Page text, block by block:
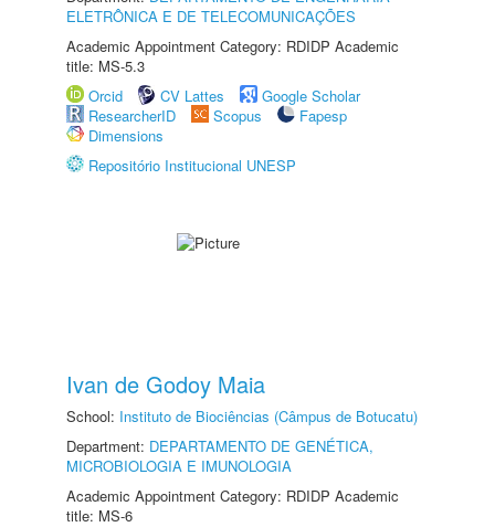
ELETRÔNICA E DE TELECOMUNICAÇÕES
Academic Appointment Category: RDIDP Academic
title: MS-5.3
Orcid
CV Lattes
Google Scholar
ResearcherID
Scopus
Fapesp
Dimensions
Repositório Institucional UNESP
Ivan de Godoy Maia
School: Instituto de Biociências (Câmpus de Botucatu)
Department: DEPARTAMENTO DE GENÉTICA,
MICROBIOLOGIA E IMUNOLOGIA
Academic Appointment Category: RDIDP Academic
title: MS-6